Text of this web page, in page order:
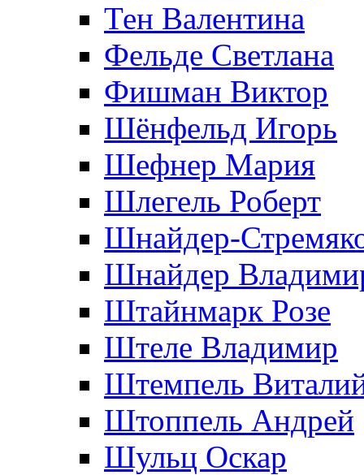
Тен Валентина
Фельде Светлана
Фишман Виктор
Шёнфельд Игорь
Шефнер Мария
Шлегель Роберт
Шнайдер-
Шнайдер
Штайнмарк Розe
Штеле Владимир
Штемпель
Штоппель Андрей
Шульц Оскар